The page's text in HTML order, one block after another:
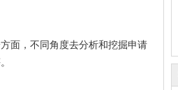
面，不同角度去分析和挖掘申请